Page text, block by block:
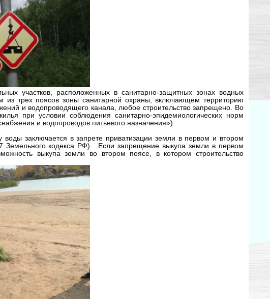
участков, расположенных в санитарно-защитных зонах водных
из трех поясов зоны санитарной охраны, включающем территорию
и водопроводящего канала, любое строительство запрещено. Во
при условии соблюдения санитарно-эпидемиологических норм
и водопроводов питьевого назначения»).
заключается в запрете приватизации земли в первом и втором
Земельного кодекса РФ). Если запрещение выкупа земли в первом
выкупа земли во втором поясе, в котором строительство